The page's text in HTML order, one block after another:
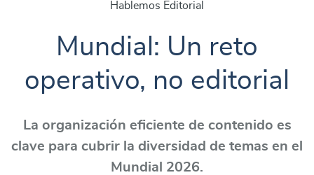
Hablemos Editorial
Mundial: Un reto
operativo, no editorial
La organización eficiente de contenido es
clave para cubrir la diversidad de temas en el
Mundial 2026.